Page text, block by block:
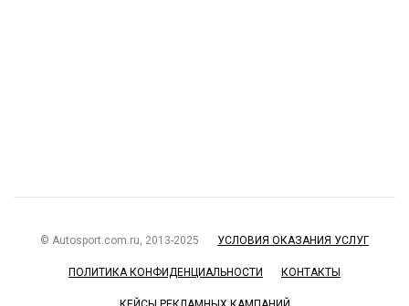
© Autosport.com.ru, 2013-2025 УСЛОВИЯ ОКАЗАНИЯ УСЛУГ
ПОЛИТИКА КОНФИДЕНЦИАЛЬНОСТИ КОНТАКТЫ